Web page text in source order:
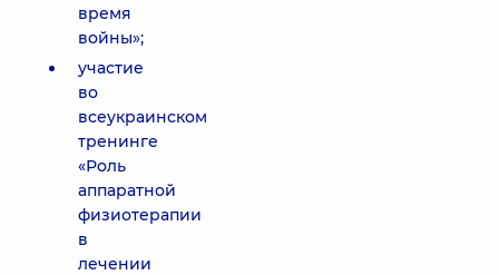
время
войны»;
участие
во
всеукраинском
тренинге
«Роль
аппаратной
физиотерапии
в
лечении